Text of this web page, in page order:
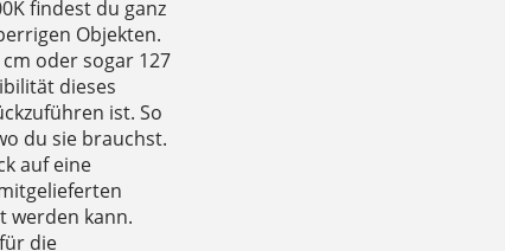
findest du ganz
Objekten.
oder sogar 127
dieses
ist. So
du sie brauchst.
auf eine
werden kann.
die